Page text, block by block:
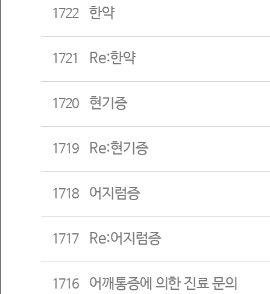
1722 한약
1721 Re:한약
1720 현기증
1719 Re:현기증
1718 어지럼증
1717 Re:어지럼증
1716 어깨통증에 의한 진료 문의